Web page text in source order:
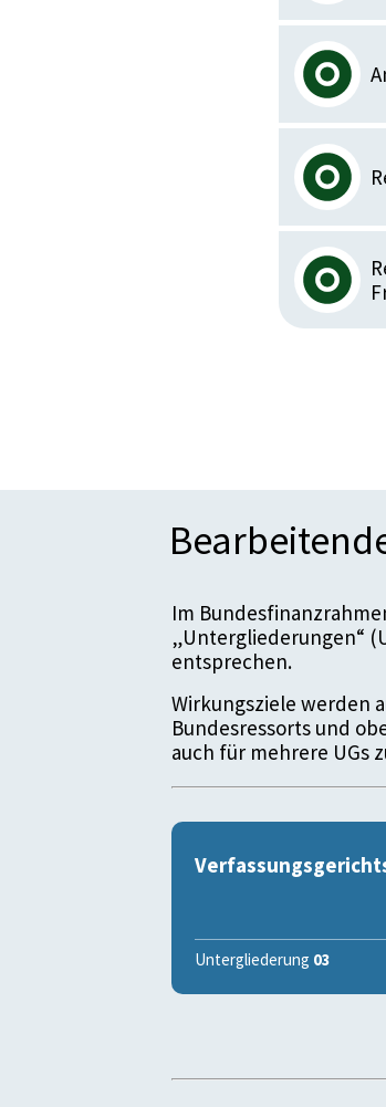
Im
„Untergliederungen“
entsprechen.
Wirkungsziele werden
Bundesressorts und
auch für mehrere UGs
Untergliederung 03